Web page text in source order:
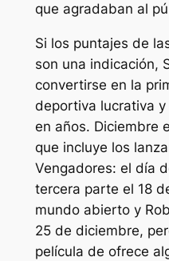
que agradaban al
Si los puntajes de
son una indicación,
convertirse en la
deportiva lucrativa
en años. Diciembre
que incluye los
Vengadores: el día
tercera parte el 18
mundo abierto y
25 de diciembre,
película de ofrece